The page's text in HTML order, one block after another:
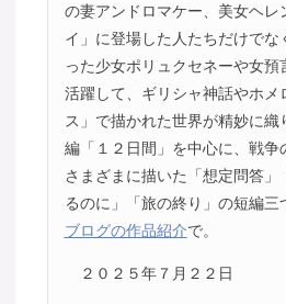
の妻アンドロマケー、美女ヘレ
イ」に登場した人たちだけでな
った少女ポリュクセネーや女預
活躍して、ギリシャ神話やホメ
ス」で描かれた世界が精妙に織
編「１２日間」を中心に、戦争
さまざまに描いた「想定問答」
るのに」「旅の終り」の短編三
ブログの作品紹介で。
２０２５年７月２２日